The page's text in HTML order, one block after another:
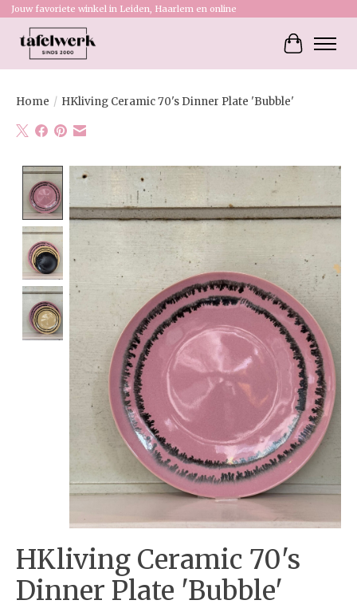
Jouw favoriete winkel in Leiden, Haarlem en online
Home / HKliving Ceramic 70's Dinner Plate 'Bubble'
Product image slideshow Items
HKliving Ceramic 70's
Dinner Plate 'Bubble'